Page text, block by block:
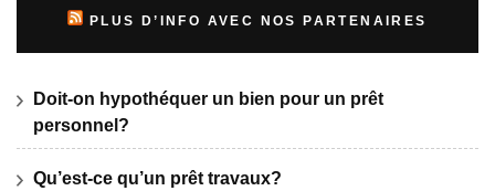
PLUS D’INFO AVEC NOS PARTENAIRES
Doit-on hypothéquer un bien pour un prêt
personnel?
Qu’est-ce qu’un prêt travaux?